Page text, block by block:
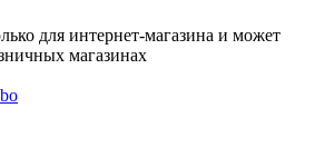
для интернет-магазина и может
магазинах